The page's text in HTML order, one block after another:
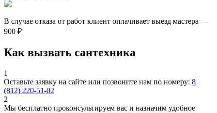
В случае отказа от работ клиент оплачивает выезд мастера —
900 ₽
Как вызвать сантехника
1
Оставьте заявку на сайте или позвоните нам по номеру: 8
(812) 220-51-02
2
Мы бесплатно проконсультируем вас и назначим удобное